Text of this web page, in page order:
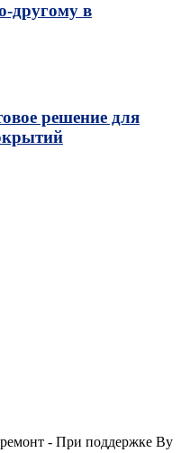
в
решение для
- При поддержке By